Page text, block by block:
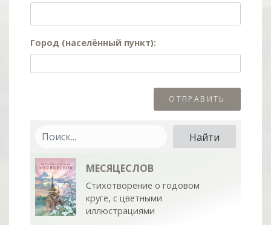
Город (населённый пункт):
МЕСЯЦЕСЛОВ
Стихотворение о годовом
круге, с цветными
иллюстрациями